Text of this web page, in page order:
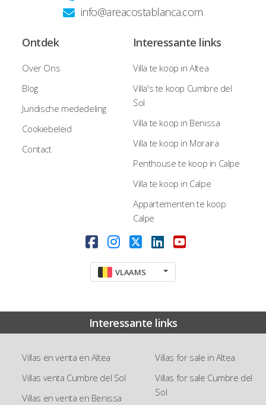
info@areacostablanca.com
Ontdek
Over Ons
Blog
Juridische mededeling
Cookiebeleid
Contact
Interessante links
Villa te koop in Altea
Villa's te koop Cumbre del
Sol
Villa te koop in Benissa
Villa te koop in Moraira
Penthouse te koop in Calpe
Villa te koop in Calpe
Appartementen te koop
Calpe
VLAAMS
Interessante links
Villas en venta en Altea
Villas venta Cumbre del Sol
Villas en venta en Benissa
Villas for sale in Altea
Villas for sale Cumbre del
Sol